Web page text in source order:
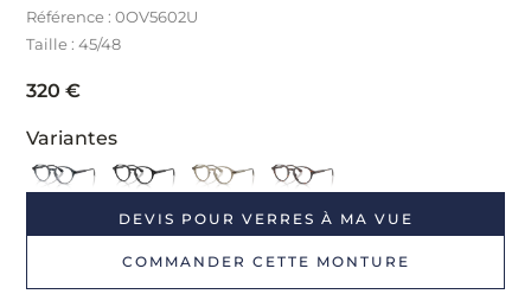
Référence :0OV5602U
Taille : 45/48
320€
Variantes
DEVIS POUR VERRES À MA VUE
COMMANDER CETTE MONTURE